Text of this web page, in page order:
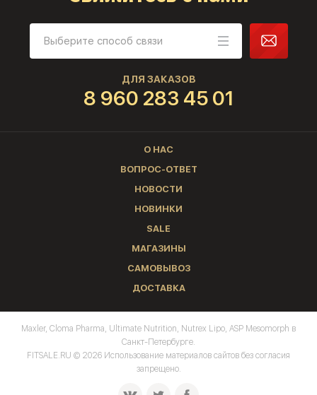
ДЛЯ ЗАКАЗОВ
8 960 283 45 01
О НАС
ВОПРОС-ОТВЕТ
НОВОСТИ
НОВИНКИ
SALE
МАГАЗИНЫ
САМОВЫВОЗ
ДОСТАВКА
Maxler, Cloma Pharma, Ultimate Nutrition, Nutrex Lipo, ASP Mesomorph в
Санкт-Петербурге.
FITSALE.RU © 2026 Использование материалов сайтов без согласия
запрещено.